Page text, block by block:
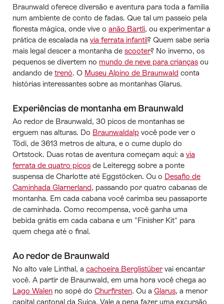
Braunwald oferece diversão e aventura para toda a família
num ambiente de conto de fadas. Que tal um passeio pela
floresta mágica, onde vive o anão Bartli, ou experimentar a
prática de escalada na via ferrata infantil? Quem sabe seria
mais legal descer a montanha de scooter? No inverno, os
pequenos se divertem no mundo de neve para crianças ou
andando de trenó. O Museu Alpino de Braunwald conta
histórias interessantes sobre as montanhas Glarus.
Experiências de montanha em Braunwald
Ao redor de Braunwald, 30 picos de montanhas se
erguem nas alturas. Do Braunwaldalp você pode ver o
Tödi, de 3613 metros de altura, e o cume duplo do
Ortstock. Duas rotas de aventura começam aqui: a via
ferrata de quatro picos de Leiteregg sobre a ponte
suspensa de Charlotte até Eggstöcken. Ou o Desafio de
Caminhada Glarnerland, passando por quatro cabanas de
montanha. Em cada cabana você carimba seu passaporte
de caminhada. Como recompensa, você ganha uma
bebida grátis em cada cabana e um "Finisher Kit" para
quem chega até o final.
Ao redor de Braunwald
No alto vale Linthal, a cachoeira Berglistüber vai encantar
você. A partir de Braunwald, em uma hora você chega ao
Lago Walen no sopé do Churfirsten. Ou a Glarus, a menor
capital cantonal da Suíça. Vale a pena fazer uma excursão